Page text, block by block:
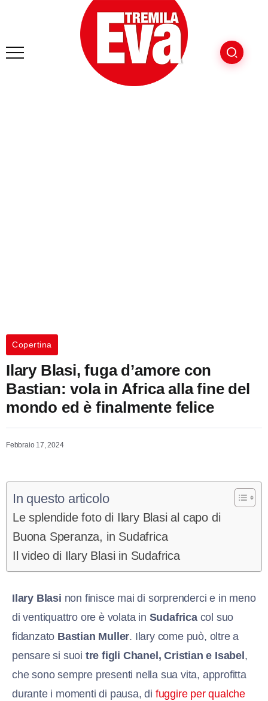
Copertina
Ilary Blasi, fuga d’amore con
Bastian: vola in Africa alla fine del
mondo ed è finalmente felice
Febbraio 17, 2024
In questo articolo
Le splendide foto di Ilary Blasi al capo di
Buona Speranza, in Sudafrica
Il video di Ilary Blasi in Sudafrica
Ilary Blasi non finisce mai di sorprenderci e in meno
di ventiquattro ore è volata in Sudafricacol suo
fidanzato Bastian Muller. Ilary come può, oltre a
pensare si suoi tre figli Chanel, Cristian e Isabel ,
che sono sempre presenti nella sua vita, approfitta
durante i momenti di pausa, di fuggire per qualche